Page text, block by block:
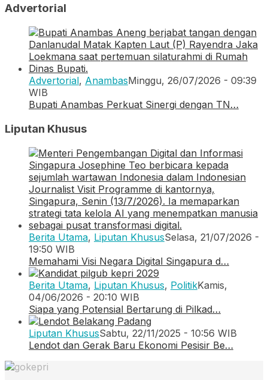
Advertorial
Advertorial, AnambasMinggu, 26/07/2026 - 09:39
WIB
Bupati Anambas Perkuat Sinergi dengan TN…
Liputan Khusus
Berita Utama, Liputan KhususSelasa, 21/07/2026 -
19:50 WIB
Memahami Visi Negara Digital Singapura d…
Berita Utama, Liputan Khusus, PolitikKamis,
04/06/2026 - 20:10 WIB
Siapa yang Potensial Bertarung di Pilkad…
Liputan KhususSabtu, 22/11/2025 - 10:56 WIB
Lendot dan Gerak Baru Ekonomi Pesisir Be…